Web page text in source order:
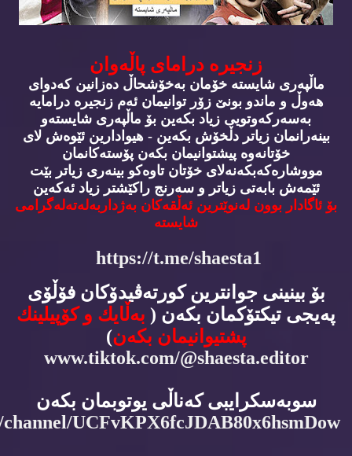
زنجیره‌ درامای پاڵه‌وان
ماڵپه‌ری شایسته‌ خۆمان به‌خۆشحاڵ ده‌زانین كه‌دوای
هه‌وڵ و ماندو بونێ زۆر توانیمان ئه‌م زنجیره‌ درامایه‌
به‌سه‌ركه‌وتویی زیاد بكه‌ین بۆ ماڵپه‌ری شایسته‌و
بینه‌رانمان زیاتر دڵخۆش بكه‌ین - هیوادارین ئێوه‌ش لای
خۆتانه‌وه‌ پیشتوانیمان بكه‌ن پۆسته‌كانمان
مووشاره‌كه‌بكه‌نه‌لای خۆتان تاوه‌كو بینه‌ری زیاتر بێت
ئێمه‌ش بابه‌تی زیاتر و سه‌رنج راكێشتر زیاد ئه‌كه‌ین
بۆ ئاگادار بوون له‌نوێترین ئه‌ڵقه‌كان به‌ژداربه‌له‌ته‌له‌گرامی
شایسته‌
https://t.me/shaesta1
بۆ بینینی جوانترین كورته‌ڤیدۆكان فۆڵۆی
په‌یجی تیكتۆكمان بكه‌ن ( به‌ڵایك و كۆپیلینك
پشتیوانیمان بكه‌ن)
www.tiktok.com/@shaesta.editor
سوبه‌سكرایبی كه‌ناڵی یوتوبمان بكه‌ن
UCFvKPX6fcJDAB80x6hsmDow